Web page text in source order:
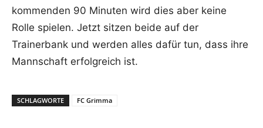
kommenden 90 Minuten wird dies aber keine
Rolle spielen. Jetzt sitzen beide auf der
Trainerbank und werden alles dafür tun, dass ihre
Mannschaft erfolgreich ist.
SCHLAGWORTE FC Grimma